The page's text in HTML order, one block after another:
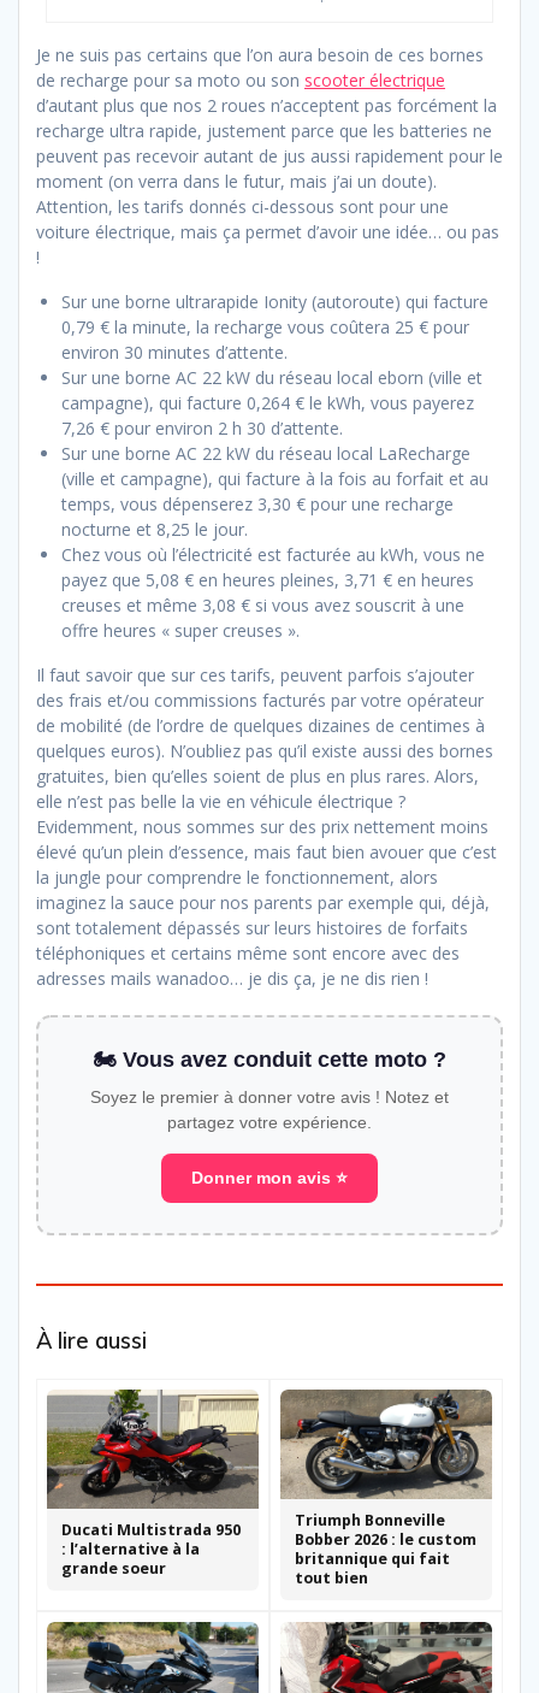
Je ne suis pas certains que l’on aura besoin de ces bornes
de recharge pour sa moto ou son scooter électrique
d’autant plus que nos 2 roues n’acceptent pas forcément la
recharge ultra rapide, justement parce que les batteries ne
peuvent pas recevoir autant de jus aussi rapidement pour le
moment (on verra dans le futur, mais j’ai un doute).
Attention, les tarifs donnés ci-dessous sont pour une
voiture électrique, mais ça permet d’avoir une idée… ou pas
!
Sur une borne ultrarapide Ionity (autoroute) qui facture
0,79 € la minute, la recharge vous coûtera 25 € pour
environ 30 minutes d’attente.
Sur une borne AC 22 kW du réseau local eborn (ville et
campagne), qui facture 0,264 € le kWh, vous payerez
7,26 € pour environ 2 h 30 d’attente.
Sur une borne AC 22 kW du réseau local LaRecharge
(ville et campagne), qui facture à la fois au forfait et au
temps, vous dépenserez 3,30 € pour une recharge
nocturne et 8,25 le jour.
Chez vous où l’électricité est facturée au kWh, vous ne
payez que 5,08 € en heures pleines, 3,71 € en heures
creuses et même 3,08 € si vous avez souscrit à une
offre heures « super creuses ».
Il faut savoir que sur ces tarifs, peuvent parfois s’ajouter
des frais et/ou commissions facturés par votre opérateur
de mobilité (de l’ordre de quelques dizaines de centimes à
quelques euros). N’oubliez pas qu’il existe aussi des bornes
gratuites, bien qu’elles soient de plus en plus rares. Alors,
elle n’est pas belle la vie en véhicule électrique ?
Evidemment, nous sommes sur des prix nettement moins
élevé qu’un plein d’essence, mais faut bien avouer que c’est
la jungle pour comprendre le fonctionnement, alors
imaginez la sauce pour nos parents par exemple qui, déjà,
sont totalement dépassés sur leurs histoires de forfaits
téléphoniques et certains même sont encore avec des
adresses mails wanadoo… je dis ça, je ne dis rien !
🏍️ Vous avez conduit cette moto ?
Soyez le premier à donner votre avis ! Notez et
partagez votre expérience.
Donner mon avis ⭐
À lire aussi
Ducati Multistrada 950
: l’alternative à la
grande soeur
Triumph Bonneville
Bobber 2026 : le custom
britannique qui fait
tout bien